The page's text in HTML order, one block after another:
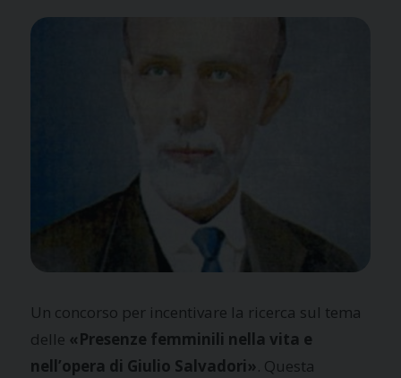
Un concorso per incentivare la ricerca sul tema
delle «Presenze femminili nella vita e
nell’opera di Giulio Salvadori». Questa